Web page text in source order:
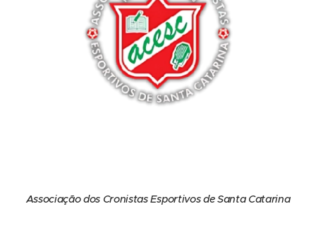
Associação dos Cronistas Esportivos de Santa Catarina